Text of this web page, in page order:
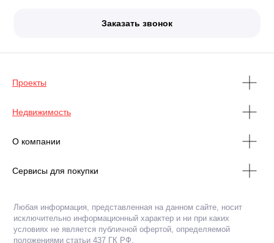
Заказать звонок
Проекты
Недвижимость
О компании
Сервисы для покупки
Любая информация, представленная на данном сайте, носит
исключительно информационный характер и ни при каких
условиях не является публичной офертой, определяемой
положениями статьи 437 ГК РФ.